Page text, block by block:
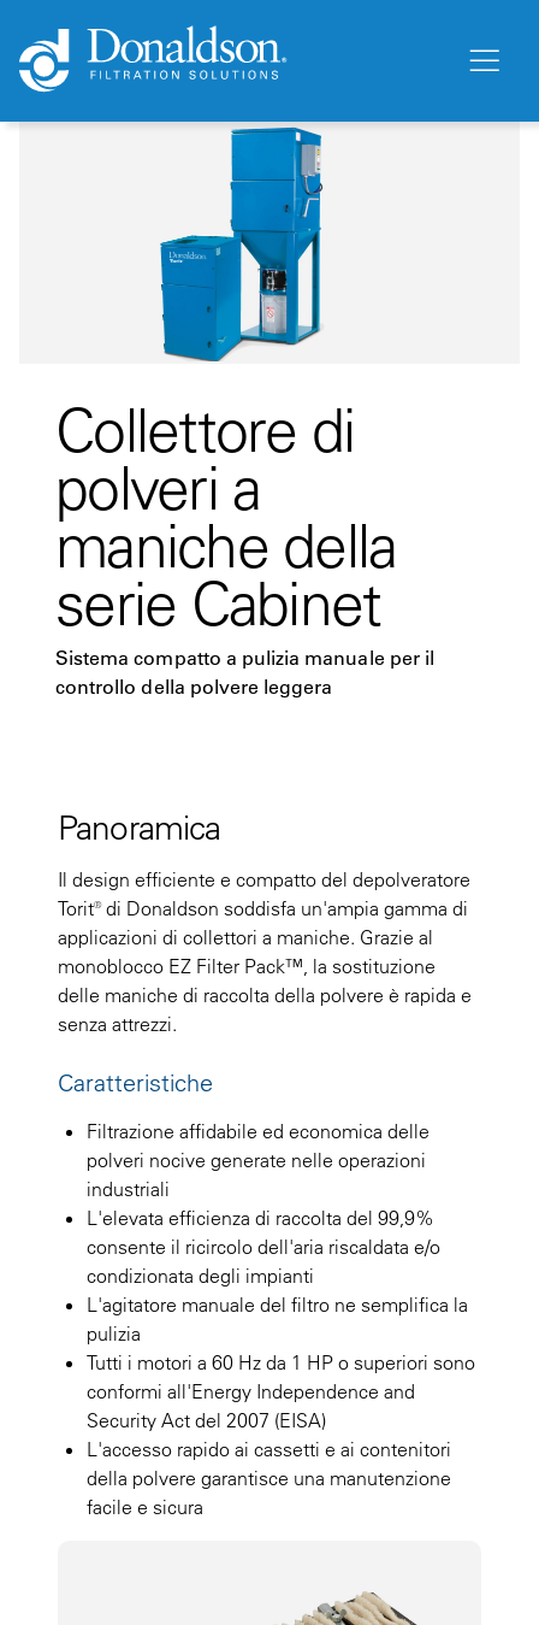
Collettore di
polveri a
maniche della
serie Cabinet
Sistema compatto a pulizia manuale per il
controllo della polvere leggera
Panoramica
Il design efficiente e compatto del depolveratore
Torit® di Donaldson soddisfa un'ampia gamma di
applicazioni di collettori a maniche. Grazie al
monoblocco EZ Filter Pack™, la sostituzione
delle maniche di raccolta della polvere è rapida e
senza attrezzi.
Caratteristiche
Filtrazione affidabile ed economica delle
polveri nocive generate nelle operazioni
industriali
L'elevata efficienza di raccolta del 99,9%
consente il ricircolo dell'aria riscaldata e/o
condizionata degli impianti
L'agitatore manuale del filtro ne semplifica la
pulizia
Tutti i motori a 60 Hz da 1 HP o superiori sono
conformi all'Energy Independence and
Security Act del 2007 (EISA)
L'accesso rapido ai cassetti e ai contenitori
della polvere garantisce una manutenzione
facile e sicura